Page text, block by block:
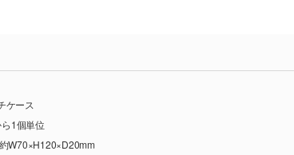
ケース
1個単位
W70×H120×D20mm